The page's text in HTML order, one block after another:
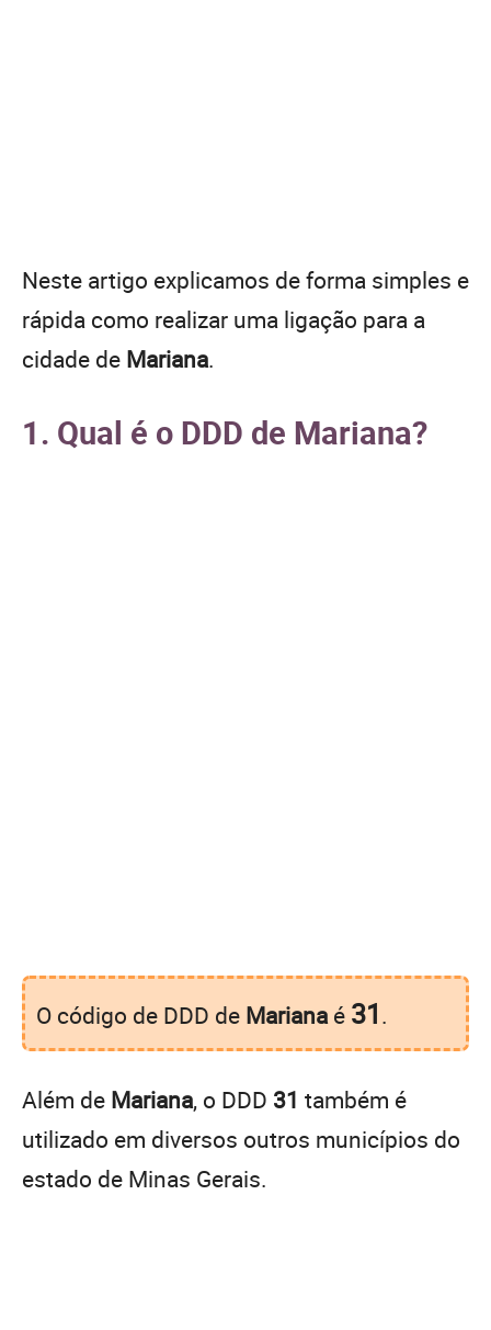
Neste artigo explicamos de forma simples e
rápida como realizar uma ligação para a
cidade de Mariana.
1. Qual é o DDD de Mariana?
O código de DDD de Mariana é 31.
Além de Mariana, o DDD 31 também é
utilizado em diversos outros municípios do
estado de Minas Gerais.